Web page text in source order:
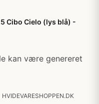
Cibo Cielo (lys blå) -
kan være genereret
HVIDEVARESHOPPEN.DK